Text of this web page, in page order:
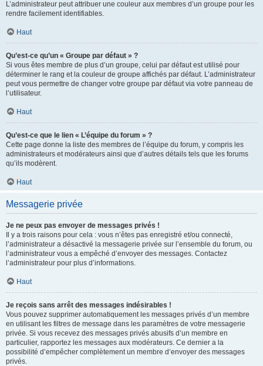
L’administrateur peut attribuer une couleur aux membres d’un groupe pour les
rendre facilement identifiables.
Haut
Qu’est-ce qu’un « Groupe par défaut » ?
Si vous êtes membre de plus d’un groupe, celui par défaut est utilisé pour
déterminer le rang et la couleur de groupe affichés par défaut. L’administrateur
peut vous permettre de changer votre groupe par défaut via votre panneau de
l’utilisateur.
Haut
Qu’est-ce que le lien « L’équipe du forum » ?
Cette page donne la liste des membres de l’équipe du forum, y compris les
administrateurs et modérateurs ainsi que d’autres détails tels que les forums
qu’ils modèrent.
Haut
Messagerie privée
Je ne peux pas envoyer de messages privés !
Il y a trois raisons pour cela : vous n’êtes pas enregistré et/ou connecté,
l’administrateur a désactivé la messagerie privée sur l’ensemble du forum, ou
l’administrateur vous a empêché d’envoyer des messages. Contactez
l’administrateur pour plus d’informations.
Haut
Je reçois sans arrêt des messages indésirables !
Vous pouvez supprimer automatiquement les messages privés d’un membre
en utilisant les filtres de message dans les paramètres de votre messagerie
privée. Si vous recevez des messages privés abusifs d’un membre en
particulier, rapportez les messages aux modérateurs. Ce dernier a la
possibilité d’empêcher complètement un membre d’envoyer des messages
privés.